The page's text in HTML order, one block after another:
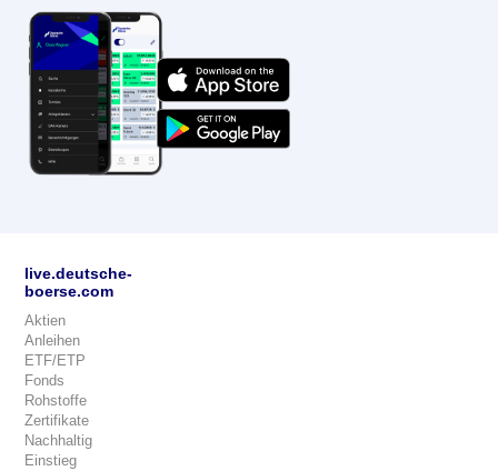
live.deutsche-
boerse.com
Aktien
Anleihen
ETF/ETP
Fonds
Rohstoffe
Zertifikate
Nachhaltig
Einstieg